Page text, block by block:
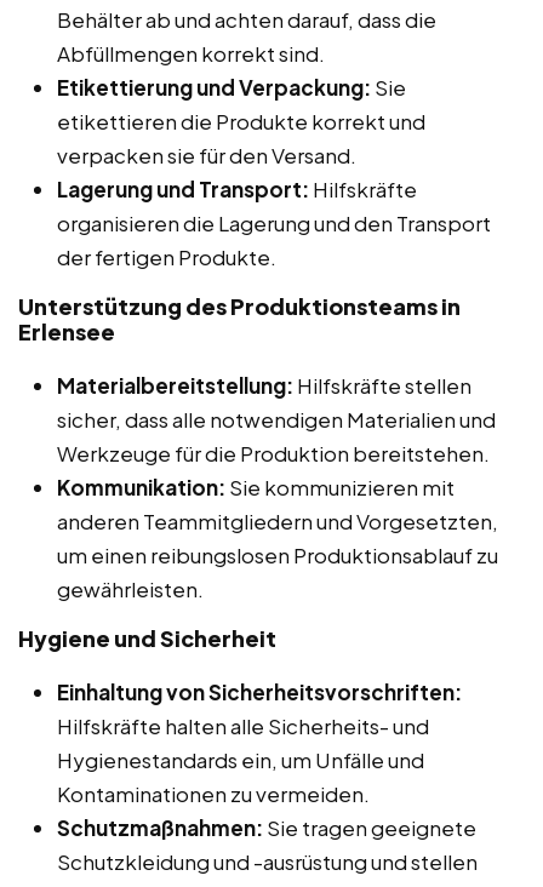
Behälter ab und achten darauf, dass die
Abfüllmengen korrekt sind.
Etikettierung und Verpackung: Sie
etikettieren die Produkte korrekt und
verpacken sie für den Versand.
Lagerung und Transport: Hilfskräfte
organisieren die Lagerung und den Transport
der fertigen Produkte.
Unterstützung des Produktionsteams in
Erlensee
Materialbereitstellung: Hilfskräfte stellen
sicher, dass alle notwendigen Materialien und
Werkzeuge für die Produktion bereitstehen.
Kommunikation: Sie kommunizieren mit
anderen Teammitgliedern und Vorgesetzten,
um einen reibungslosen Produktionsablauf zu
gewährleisten.
Hygiene und Sicherheit
Einhaltung von Sicherheitsvorschriften:
Hilfskräfte halten alle Sicherheits- und
Hygienestandards ein, um Unfälle und
Kontaminationen zu vermeiden.
Schutzmaßnahmen: Sie tragen geeignete
Schutzkleidung und -ausrüstung und stellen